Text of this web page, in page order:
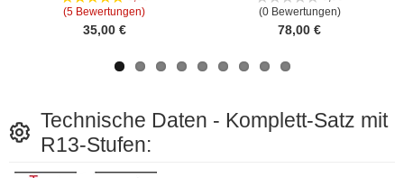
(5 Bewertungen)
35,00 €
(0 Bewertungen)
78,00 €
Technische Daten - Komplett-Satz mit
R13-Stufen: